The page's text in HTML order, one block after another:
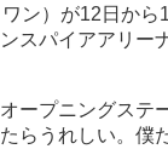
ワン）が12日から
ンスパイアアリー
オープニングステ
たらうれしい。僕